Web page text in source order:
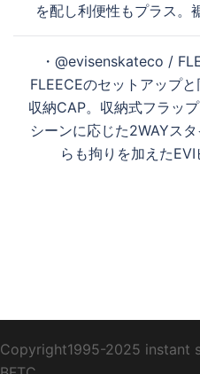
シ
ン
を配し利便性もプラス。
・@evisenskateco /
FLEECEのセットアップ
収納CAP。収納式フラッ
シーンに応じた2WAYス
らも拘りを加えたEVI
Copyright1995-2025 instant